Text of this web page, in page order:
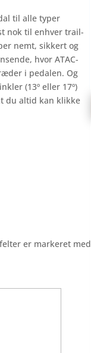
til alle typer
nok til enhver trail-
nemt, sikkert og
hvor ATAC-
i pedalen. Og
(13º eller 17º)
du altid kan klikke
er markeret med